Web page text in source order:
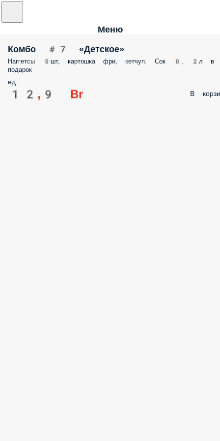
Меню
Комбо #7 «Детское»
Наггетсы 5шт, картошка фри, кетчуп. Сок 0, 2л
подарок
ед.
12,9 Br В